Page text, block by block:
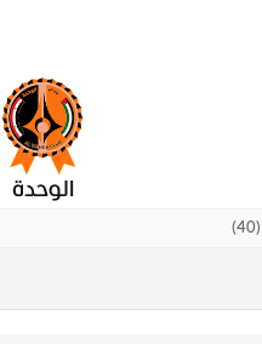
الوحدة
(
40
)